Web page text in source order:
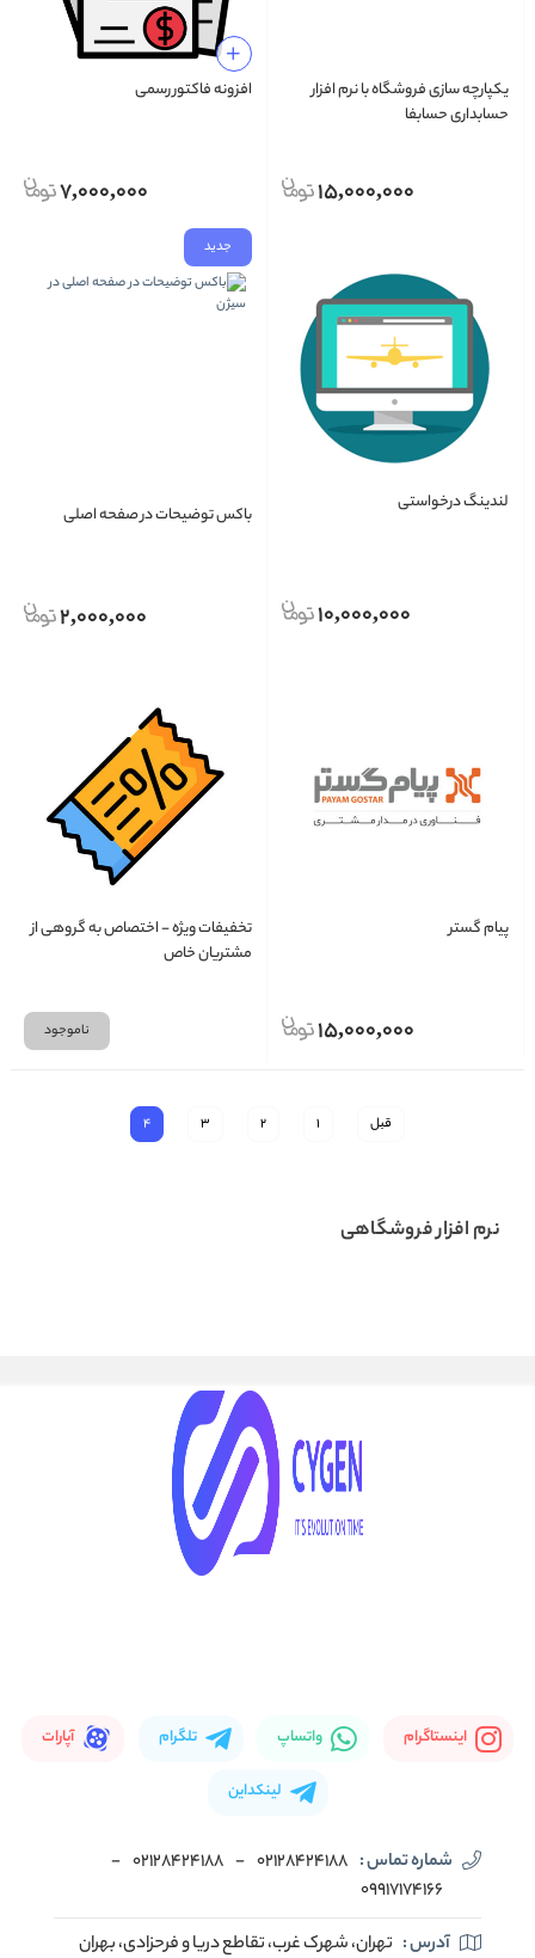
یکپارچه سازی فروشگاه با نرم افزار
حسابداری حسابفا
15,000,000
افزونه فاکتور رسمی
7,000,000
لندینگ درخواستی
10,000,000
جدید
باکس توضیحات در صفحه اصلی
2,000,000
پیام گستر
15,000,000
تخفیفات ویژه - اختصاص به گروهی از
مشتریان خاص
ناموجود
قبل 1
2
3
4
نرم افزار فروشگاهی
اینستاگرام واتساپ تلگرام آپارات
لینکداین
شماره تماس : 02128424188
-
02128424188
-
09917174166
آدرس : تهران، شهرک غرب، تقاطع دریا و فرحزادی، بهران